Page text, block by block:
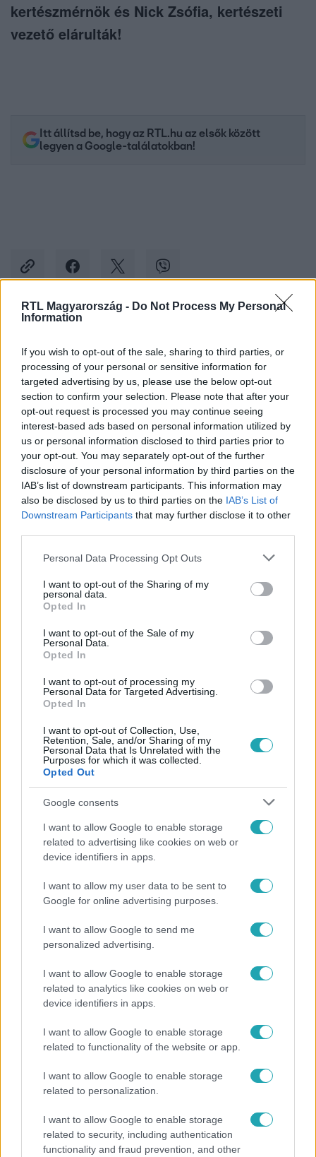
RTL Magyarország - Do Not Process My Personal
Information
If you wish to opt-out of the sale, sharing to third parties, or
processing of your personal or sensitive information for
targeted advertising by us, please use the below opt-out
section to confirm your selection. Please note that after your
opt-out request is processed you may continue seeing
interest-based ads based on personal information utilized by
us or personal information disclosed to third parties prior to
your opt-out. You may separately opt-out of the further
disclosure of your personal information by third parties on the
IAB’s list of downstream participants. This information may
also be disclosed by us to third parties on the IAB’s List of
Downstream Participants that may further disclose it to other
Please note that this website/app uses one or more Google
not limited to your visit or usage behaviour. You may click to
grant or deny consent to Google and its third-party tags to
use your data for below specified purposes in below Google
consent section.
Personal Data Processing Opt Outs
I want to opt-out of the Sharing of my
personal data.
Opted In
I want to opt-out of the Sale of my
Personal Data.
Opted In
I want to opt-out of processing my
Personal Data for Targeted Advertising.
Opted In
I want to opt-out of Collection, Use,
Retention, Sale, and/or Sharing of my
Personal Data that Is Unrelated with the
Purposes for which it was collected.
Opted Out
Google consents
I want to allow Google to enable storage
related to advertising like cookies on web or
device identifiers in apps.
I want to allow my user data to be sent to
Google for online advertising purposes.
I want to allow Google to send me
personalized advertising.
I want to allow Google to enable storage
related to analytics like cookies on web or
device identifiers in apps.
I want to allow Google to enable storage
related to functionality of the website or app.
I want to allow Google to enable storage
related to personalization.
I want to allow Google to enable storage
related to security, including authentication
functionality and fraud prevention, and other
kertészmérnök és Nick Zsófia, kertészeti
vezető elárulták!
Itt állítsd be, hogy az RTL.hu az elsők között
legyen a Google-találatokban!
Facebookon is!
Követem
# REGGELI PELLER ANNA # GARAMI GÁBOR
#KARÁCSONY #KARÁCSONYFA #FENYŐ
Népszerű
Veréb Tamás és felesége nagy bejelentést tettek
„Attól féltem, nem fogja túlélni” – megrázó
vallomást tett Nyári Dia a kislánya műtétjéről